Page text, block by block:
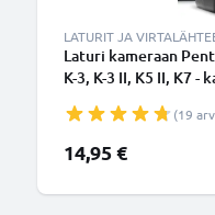
LATURIT JA
Laturi kameraan
K-3, K-3 II, K5 II, K7
(19
14,95 €